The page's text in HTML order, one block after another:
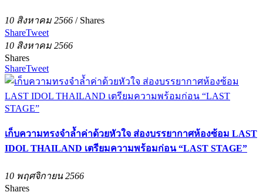
10 สิงหาคม 2566 / Shares
ShareTweet
10 สิงหาคม 2566
Shares
ShareTweet
เก็บความทรงจำล้ำค่าด้วยหัวใจ ส่องบรรยากาศห้องซ้อม LAST
IDOL THAILAND เตรียมความพร้อมก่อน “LAST STAGE”
10 พฤศจิกายน 2566
Shares